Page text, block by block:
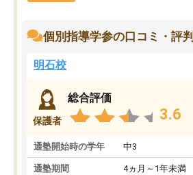
個別指導学参の口コミ・評判
明石校
保護者
総合評価
3.6
通塾開始時の学年 中3
通塾期間 4ヵ月～1年未満